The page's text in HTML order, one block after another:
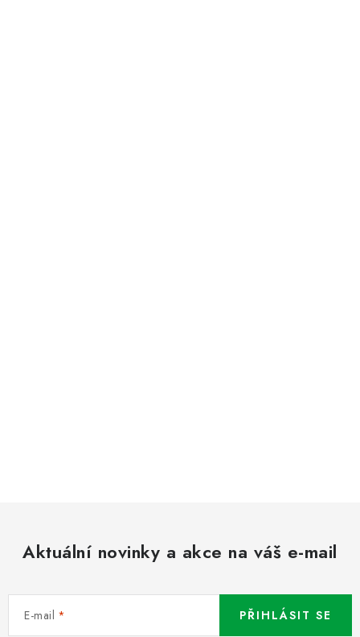
Aktuální novinky a akce na váš e-mail
E-mail PŘIHLÁSIT SE